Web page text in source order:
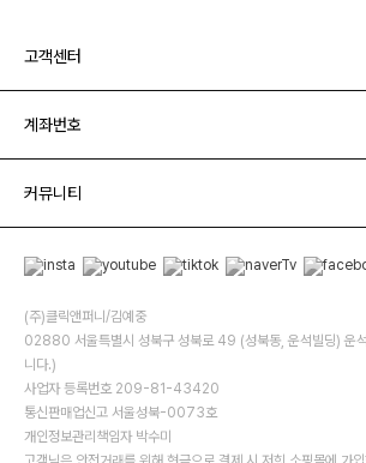
고객센터
계좌번호
커뮤니티
(주)클릭앤퍼니/김예중
02880 서울특별시 성북구 성북로 49 (성북동, 운석빌딩) 운
니다.)
사업자 등록번호 209-81-43420
통신판매업신고 서울성북-0073호
개인정보관리책임자 박수미